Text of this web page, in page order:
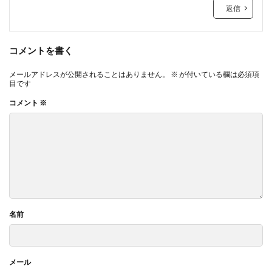
返信
コメントを書く
メールアドレスが公開されることはありません。 ※ が付いている欄は必須項
目です
コメント ※
名前
メール